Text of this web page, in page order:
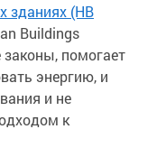
зданиях (HB
Buildings
помогает
энергию, и
и не
к